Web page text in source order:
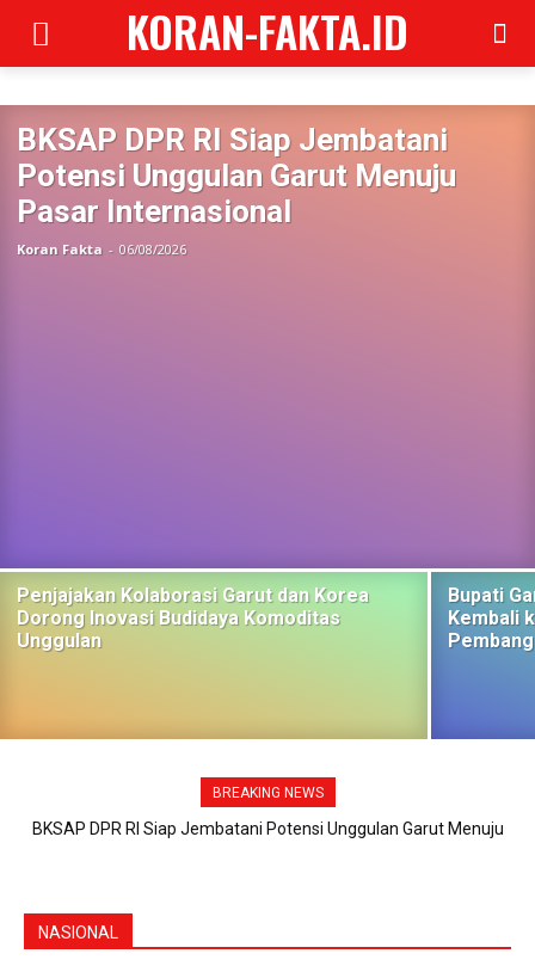
KORAN-FAKTA.ID
BKSAP DPR RI Siap Jembatani
Potensi Unggulan Garut Menuju
Pasar Internasional
Koran Fakta - 06/08/2026
Penjajakan Kolaborasi Garut dan Korea
Dorong Inovasi Budidaya Komoditas
Unggulan
Bupati
Kembali
BREAKING NEWS
BKSAP DPR RI Siap Jembatani Potensi Unggulan Garut Menuju
NASIONAL